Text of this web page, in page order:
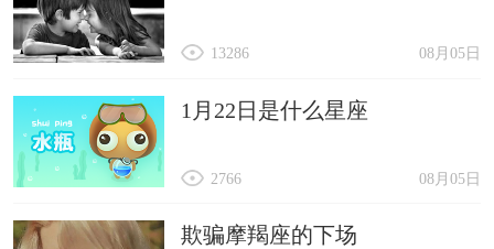
08月05日
13286
1月22日是什么星座
08月05日
2766
欺骗摩羯座的下场